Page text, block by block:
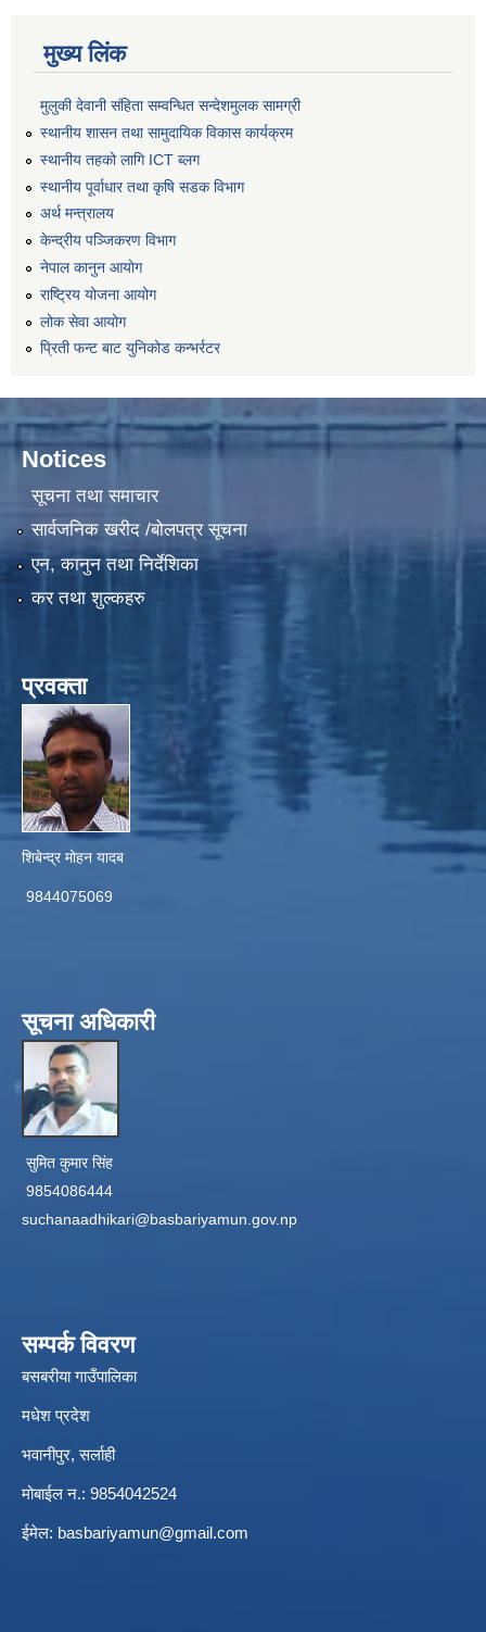
मुख्य लिंक
मुलुकी देवानी संहिता सम्वन्धित सन्देशमुलक सामग्री
स्थानीय शासन तथा सामुदायिक विकास कार्यक्रम
स्थानीय तहको लागि ICT ब्लग
स्थानीय पूर्वाधार तथा कृषि सडक विभाग
अर्थ मन्त्रालय
केन्द्रीय पञ्जिकरण विभाग
नेपाल कानुन आयोग
राष्ट्रिय योजना आयोग
लोक सेवा आयोग
प्रिती फन्ट बाट युनिकोड कन्भर्रटर
Notices
सूचना तथा समाचार
सार्वजनिक खरीद /बोलपत्र सूचना
एन, कानुन तथा निर्देशिका
कर तथा शुल्कहरु
प्रवक्ता
शिबेन्द्र मोहन यादब
9844075069
सूचना अधिकारी
सुमित कुमार सिंह
9854086444
suchanaadhikari@basbariyamun.gov.np
सम्पर्क विवरण
बसबरीया गाउँपालिका
मधेश प्रदेश
भवानीपुर, सर्लाही
मोबाईल न.: 9854042524
ईमेल: basbariyamun@gmail.com